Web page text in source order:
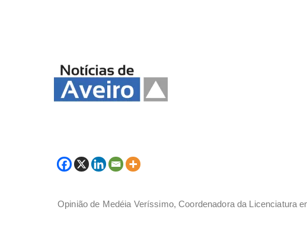
Opinião de Medéia Veríssimo, Coordenadora da Licenciatura